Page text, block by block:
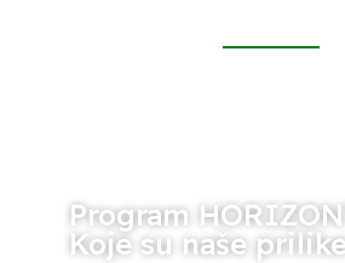
Program
Koje su naše